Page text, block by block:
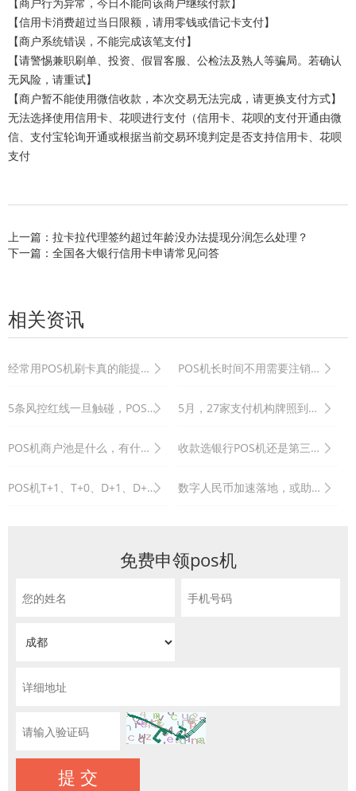
【商户行为异常，今日不能向该商户继续付款】
【信用卡消费超过当日限额，请用零钱或借记卡支付】
【商户系统错误，不能完成该笔支付】
【请警惕兼职刷单、投资、假冒客服、公检法及熟人等骗局。若确认
无风险，请重试】
【商户暂不能使用微信收款，本次交易无法完成，请更换支付方式】
无法选择使用信用卡、花呗进行支付（信用卡、花呗的支付开通由微
信、支付宝轮询开通或根据当前交易环境判定是否支持信用卡、花呗
支付
上一篇：拉卡拉代理签约超过年龄没办法提现分润怎么处理？
下一篇：全国各大银行信用卡申请常见问答
相关资讯
经常用POS机刷卡真的能提额吗？ POS机长时间不用需要注销吗？不注销有没有什么影响？
5条风控红线一旦触碰，POS机刷卡资金将被冻结。 5月，27家支付机构牌照到期，24家成功续展。
POS机商户池是什么，有什么用？ 收款选银行POS机还是第三方支付POS机？
POS机T+1、T+0、D+1、D+0和秒到的区别 数字人民币加速落地，或助各国避开美元“陷阱”！
免费申领pos机